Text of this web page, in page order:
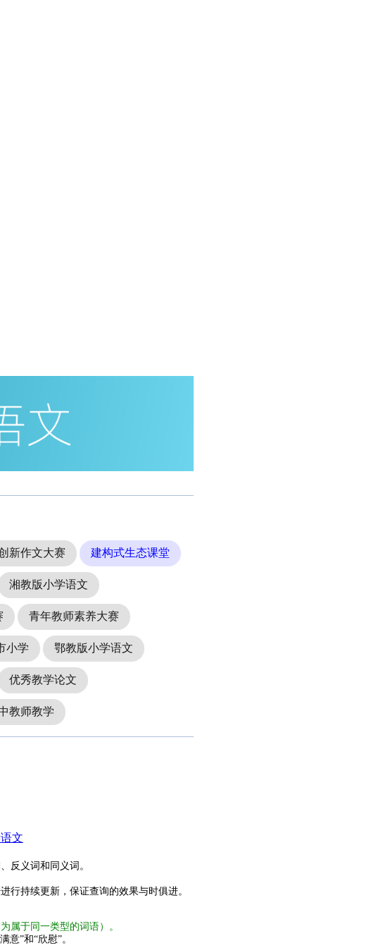
新作文大赛 建构式生态课堂
湘教版小学语文
青年教师素养大赛
小学 鄂教版小学语文
优秀教学论文
教师教学
文
反义词和同义词。
行持续更新，保证查询的效果与时俱进。
属于同一类型的词语）。
意”和“欣慰”。